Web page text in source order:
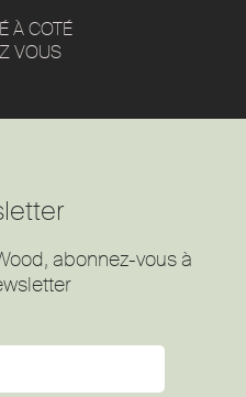
À COTÉ
VOUS
abonnez-vous à